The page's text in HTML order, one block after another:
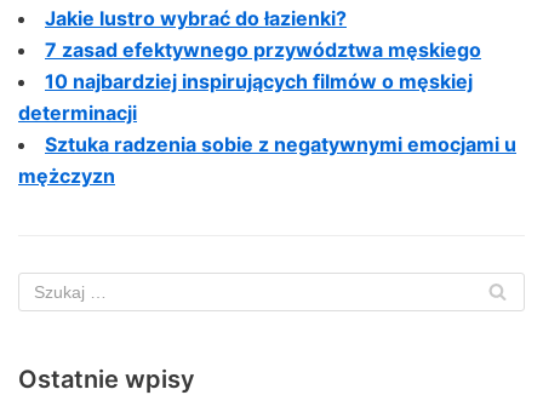
Jakie lustro wybrać do łazienki?
7 zasad efektywnego przywództwa męskiego
10 najbardziej inspirujących filmów o męskiej
determinacji
Sztuka radzenia sobie z negatywnymi emocjami u
mężczyzn
Ostatnie wpisy